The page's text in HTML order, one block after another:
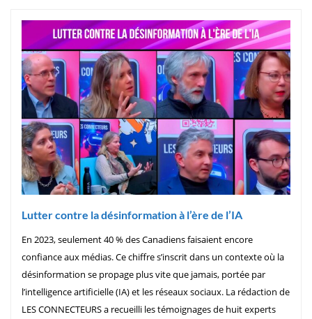
Lutter contre la désinformation à l’ère de l’IA
En 2023, seulement 40 % des Canadiens faisaient encore
confiance aux médias. Ce chiffre s’inscrit dans un contexte où la
désinformation se propage plus vite que jamais, portée par
l’intelligence artificielle (IA) et les réseaux sociaux. La rédaction de
LES CONNECTEURS a recueilli les témoignages de huit experts